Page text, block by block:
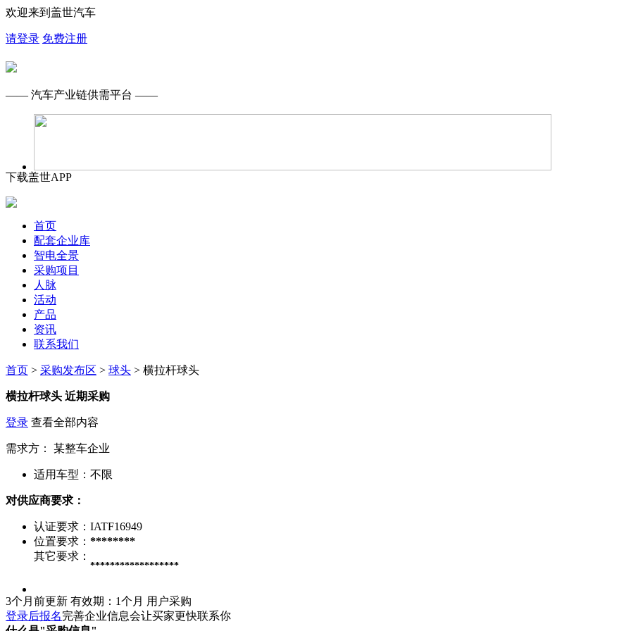
欢迎来到盖世汽车
请登录 免费注册
—— 汽车产业链供需平台 ——
下载盖世APP
首页
配套企业库
智电全景
采购项目
人脉
活动
产品
资讯
联系我们
首页 > 采购发布区 > 球头 > 横拉杆球头
横拉杆球头 近期采购
登录 查看全部内容
需求方： 某整车企业
适用车型： 不限
对供应商要求：
认证要求： IATF16949
位置要求： ********
其它要求：
******************
3个月前更新 有效期：1个月 用户采购
登录后报名完善企业信息会让买家更快联系你